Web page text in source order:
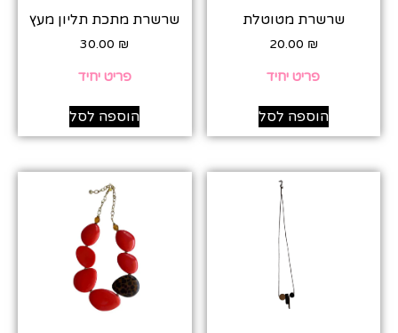
שרשרת מטוטלת
20.00 ₪
פריט יחיד
הוספה לסל
שרשרת מתכת תליון מעץ
30.00 ₪
פריט יחיד
הוספה לסל